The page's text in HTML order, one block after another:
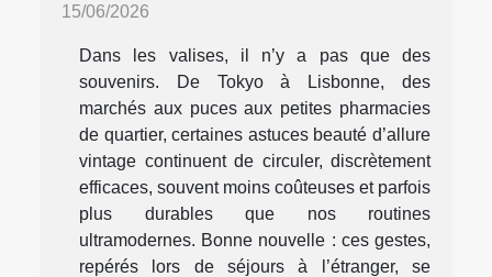
15/06/2026
Dans les valises, il n’y a pas que des
souvenirs. De Tokyo à Lisbonne, des
marchés aux puces aux petites pharmacies
de quartier, certaines astuces beauté d’allure
vintage continuent de circuler, discrètement
efficaces, souvent moins coûteuses et parfois
plus durables que nos routines
ultramodernes. Bonne nouvelle : ces gestes,
repérés lors de séjours à l’étranger, se